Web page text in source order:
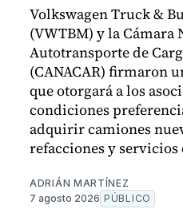
Volkswagen Truck &
(VWTBM) y la Cámara
Autotransporte de
(CANACAR) firmaron
que otorgará a los
condiciones
adquirir camiones
refacciones y servicios
ADRIÁN MARTÍNEZ
7 agosto 2026 PÚBLICO